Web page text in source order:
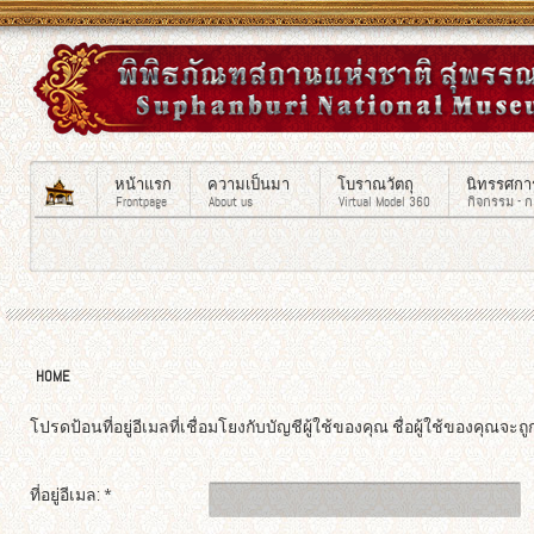
หน้าแรก
Frontpage
ความเป็นมา
About us
โบราณวัตถุ
Virtual Model 360
นิทรรศกา
กิจกรรม -
HOME
โปรดป้อนที่อยู่อีเมลที่เชื่อมโยงกับบัญชีผู้ใช้ของคุณ ชื่อผู้ใช้ของคุณจะถู
ที่อยู่อีเมล:*